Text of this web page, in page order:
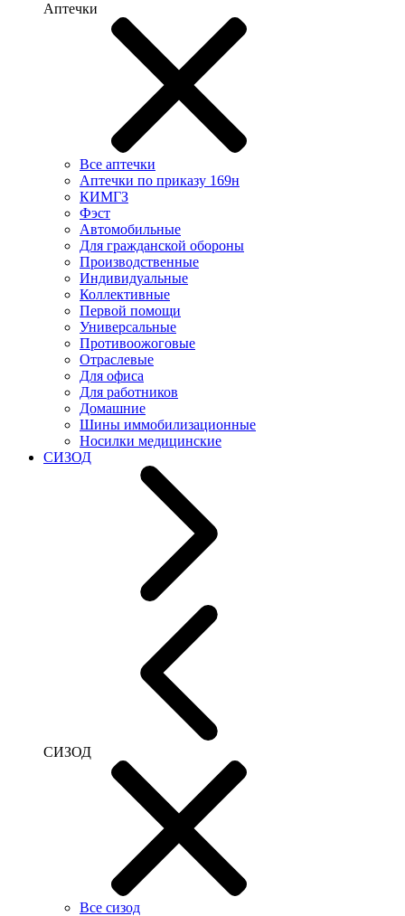
Аптечки
Все аптечки
Аптечки по приказу 169н
КИМГЗ
Фэст
Автомобильные
Для гражданской обороны
Производственные
Индивидуальные
Коллективные
Первой помощи
Универсальные
Противоожоговые
Отраслевые
Для офиса
Для работников
Домашние
Шины иммобилизационные
Носилки медицинские
СИЗОД
СИЗОД
Все сизод